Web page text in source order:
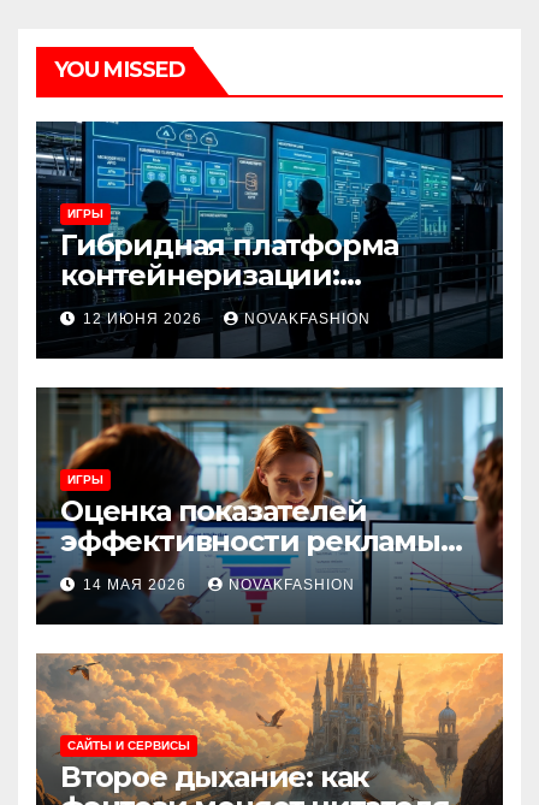
YOU MISSED
ИГРЫ
Гибридная платформа
контейнеризации:
архитектура, особенности
и сценарии использования
12 ИЮНЯ 2026 NOVAKFASHION
ИГРЫ
Оценка показателей
эффективности рекламы
при атрибуции
множественных точек
касания
14 МАЯ 2026 NOVAKFASHION
САЙТЫ И СЕРВИСЫ
Второе дыхание: как